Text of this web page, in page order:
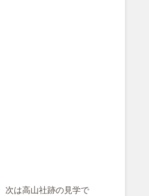
次は高山社跡の見学で